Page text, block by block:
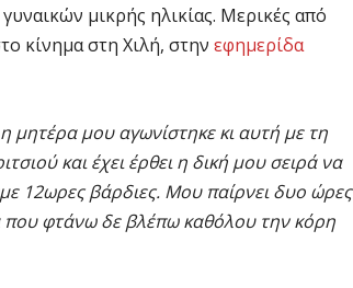
μικρής ηλικίας. Μερικές από
κίνημα στη Χιλή, στην εφημερίδα
μητέρα μου αγωνίστηκε κι αυτή με τη
και έχει έρθει η δική μου σειρά να
12ωρες βάρδιες. Μου παίρνει δυο ώρες
που φτάνω δε βλέπω καθόλου την κόρη